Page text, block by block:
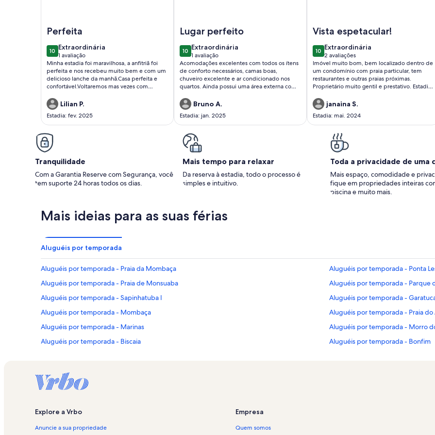
Perfeita
1010 de 10
Extraordinária
extraordinária
1 avaliação
(1
avaliação)
Minha estadia foi maravilhosa, a anfitriã foi
perfeita e nos recebeu muito bem e com um
delicioso lanche da manhã.Casa perfeita e
confortável.Voltaremos mas vezes com
Lilian P.
Estadia: fev. 2025
Lugar perfeito
1010 de 10
Extraordinária
extraordinária
1 avaliação
(1
avaliação)
Acomodações excelentes com todos os ítens
de conforto necessários, camas boas,
chuveiro excelente e ar condicionado nos
quartos. Ainda possui uma área externa com
boa!RECOMENDO!!
Bruno A.
Estadia: jan. 2025
Vista espetacular!
1010 de 10
Extraordinária
extraordinária
2 avaliações
(2
avaliações)
Imóvel muito bom, bem localizado dentro de
um condomínio com praia particular, tem
restaurantes e outras praias próximas.
Proprietário muito gentil e prestativo. Estadia
janaina S.
Estadia: mai. 2024
Tranquilidade
Com a Garantia Reserve com Segurança, você
tem suporte 24 horas todos os dias.
Mais tempo para relaxar
Da reserva à estadia, todo o processo é
simples e intuitivo.
Toda a privacidade de uma
Mais espaço, comodidade e
fique em propriedades inteiras
piscina e muito mais.
Mais ideias para as suas férias
Aluguéis por temporada
Aluguéis por temporada - Praia da Mombaça
Aluguéis por temporada - Ponta
Aluguéis por temporada - Praia de Monsuaba
Aluguéis por temporada - Parque
Aluguéis por temporada - Sapinhatuba I
Aluguéis por temporada -
Aluguéis por temporada - Mombaça
Aluguéis por temporada - Praia do
Aluguéis por temporada - Marinas
Aluguéis por temporada - Morro
Aluguéis por temporada - Biscaia
Aluguéis por temporada - Bonfim
Aluguéis por temporada - Praia da Biscaia
Aluguéis por temporada - Convento São Bernardino de Sena
Aluguéis por temporada -
Aluguéis por temporada - Cais de Santa Luzia
Aluguéis por temporada -
Explore a Vrbo
Anuncie a sua propriedade
Empresa
Quem somos